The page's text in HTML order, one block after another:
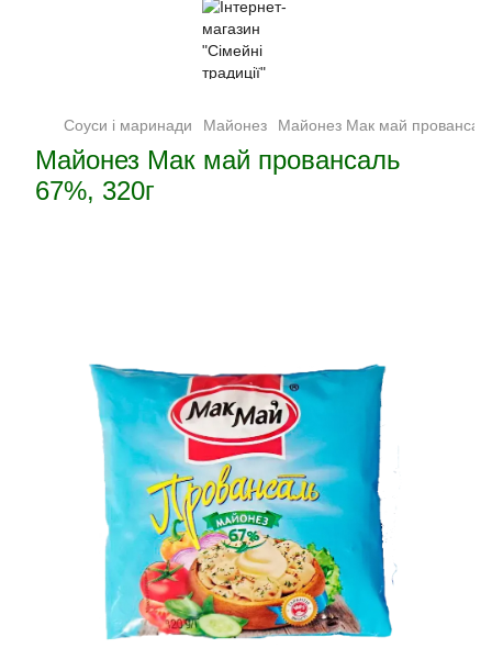
Соуси і маринади Майонез Майонез Мак май
Майонез Мак май провансаль
67%, 320г